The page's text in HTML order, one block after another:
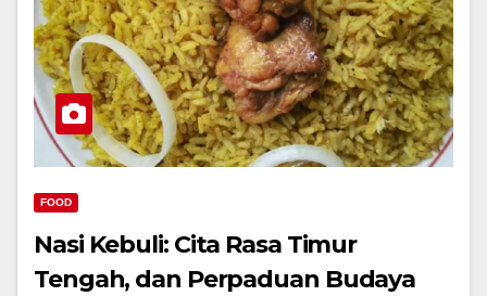
FOOD
Nasi Kebuli: Cita Rasa Timur
Tengah, dan Perpaduan Budaya